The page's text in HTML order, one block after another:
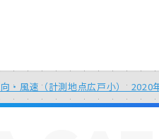
・風速（計測地点広戸小）_2020